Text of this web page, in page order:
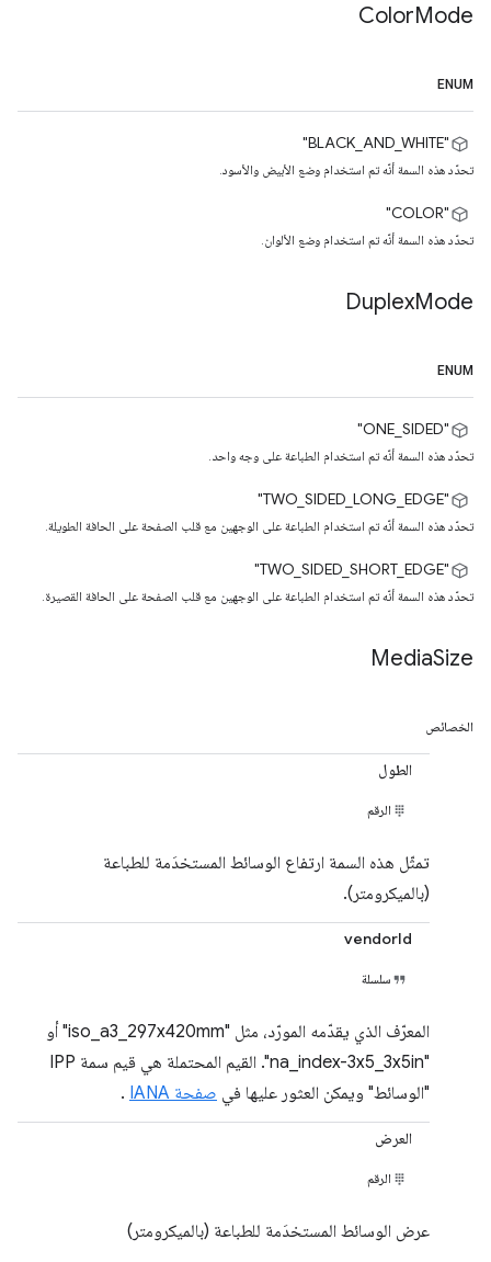
ColorMode
ENUM
‫"BLACK_AND_WHITE"
تحدّد هذه السمة أنّه تم استخدام وضع الأبيض والأسود.
"COLOR"
تحدّد هذه السمة أنّه تم استخدام وضع الألوان.
DuplexMode
ENUM
"ONE_SIDED"
تحدّد هذه السمة أنّه تم استخدام الطباعة على وجه واحد.
"TWO_SIDED_LONG_EDGE"
تحدّد هذه السمة أنّه تم استخدام الطباعة على الوجهين مع قلب الصفحة على الحافة الطويلة.
"TWO_SIDED_SHORT_EDGE"
تحدّد هذه السمة أنّه تم استخدام الطباعة على الوجهين مع قلب الصفحة على الحافة القصيرة.
MediaSize
الخصائص
الطول
الرقم
تمثّل هذه السمة ارتفاع الوسائط المستخدَمة للطباعة
(بالميكرومتر).
vendorId
سلسلة
المعرّف الذي يقدّمه المورّد، مثل "iso_a3_297x420mm" أو
"na_index-3x5_3x5in". القيم المحتملة هي قيم سمة IPP
"الوسائط" ويمكن العثور عليها في صفحة IANA .
العرض
الرقم
عرض الوسائط المستخدَمة للطباعة (بالميكرومتر)